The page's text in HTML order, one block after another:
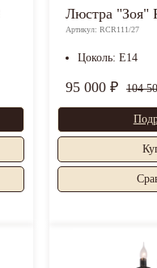
Люстра "Зоя"
Артикул: RCR111/27
Цоколь: E14
95 000 ₽ 104